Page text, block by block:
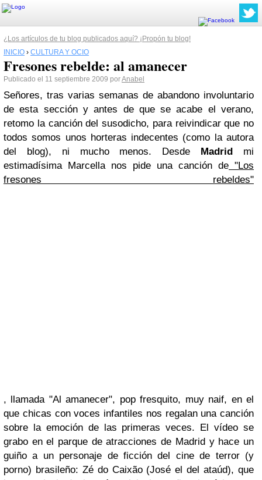
¿Los artículos de tu blog publicados aquí? ¡Propón tu blog!
INICIO › CULTURA Y OCIO
Fresones rebelde: al amanecer
Publicado el 11 septiembre 2009 porAnabel
Señores, tras varias semanas de abandono involuntario
de esta sección y antes de que se acabe el verano,
retomo la canción del susodicho, para reivindicar que no
todos somos unos horteras indecentes (como la autora
del blog), ni mucho menos. Desde Madrid mi
estimadísima Marcella nos pide una canción de "Los
fresones rebeldes"
, llamada "Al amanecer", pop fresquito, muy naif, en el
que chicas con voces infantiles nos regalan una canción
sobre la emoción de las primeras veces. El vídeo se
grabo en el parque de atracciones de Madrid y hace un
guiño a un personaje de ficción del cine de terror (y
porno) brasileño: Zé do Caixão (José el del ataúd), que